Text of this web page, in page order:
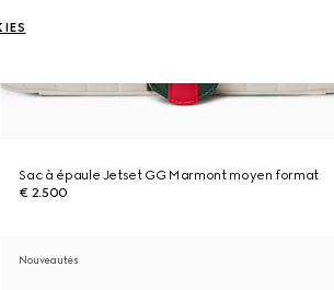
Sac à épaule Jetset GG Marmont moyen format
€ 2.500
Nouveautés